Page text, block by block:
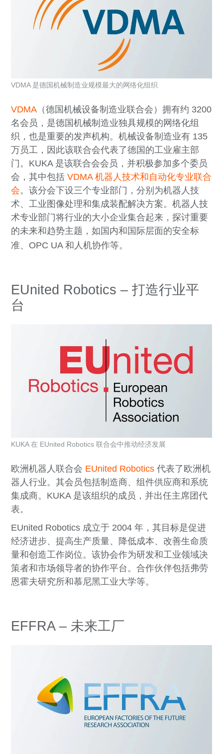
VDMA （德国机械设备制造业联合会）拥有约 3200
名会员，是德国机械制造业独具规模的网络化组
织，也是重要的发声机构。机械设备制造业有 135
万员工，因此该联合会代表了德国的工业雇主部
门。KUKA 是该联合会会员，并积极参加多个委员
会，其中包括 VDMA 机器人技术和自动化专业联合
会。该分会下设三个专业部门，分别为机器人技
术、工业图像处理和集成装配解决方案。机器人技
术专业部门将行业的大小企业集合起来，探讨重要
的未来和趋势主题，如国内和国际层面的安全标
准、OPC UA 和人机协作等。
VDMA 是德国机械制造业规模最大的网络化组织
EUnited Robotics – 打造行业平
台
欧洲机器人联合会 EUnited Robotics 代表了欧洲机
器人行业。其会员包括制造商、组件供应商和系统
集成商。KUKA 是该组织的成员，并出任主席团代
表。
EUnited Robotics 成立于 2004 年，其目标是促进
经济进步、提高生产质量、降低成本、改善生命质
量和创造工作岗位。该协会作为研发和工业领域决
策者和市场领导者的协作平台。合作伙伴包括弗劳
恩霍夫研究所和慕尼黑工业大学等。
KUKA 在 EUnited Robotics 联合会中推动经济发展
EFFRA – 未来工厂